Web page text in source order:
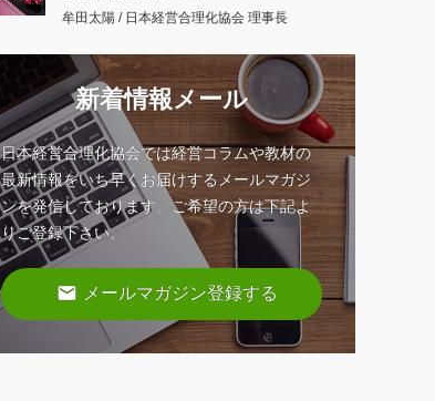
牟田太陽 / 日本経営合理化協会 理事長
新着情報メール
日本経営合理化協会では経営コラムや教材の
最新情報をいち早くお届けするメールマガジ
ンを発信しております。ご希望の方は下記よ
りご登録下さい。
email メールマガジン登録する